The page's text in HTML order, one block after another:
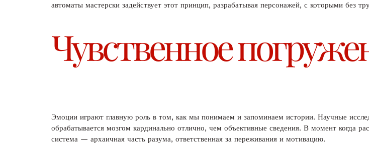
автоматы мастерски задействует этот принцип, разрабатывая персонажей, с которыми без
Чувственное
Эмоции играют главную роль в том, как мы понимаем и запоминаем истории. Научные
обрабатывается мозгом кардинально отлично, чем объективные сведения. В момент когда
система — архаичная часть разума, ответственная за переживания и мотивацию.